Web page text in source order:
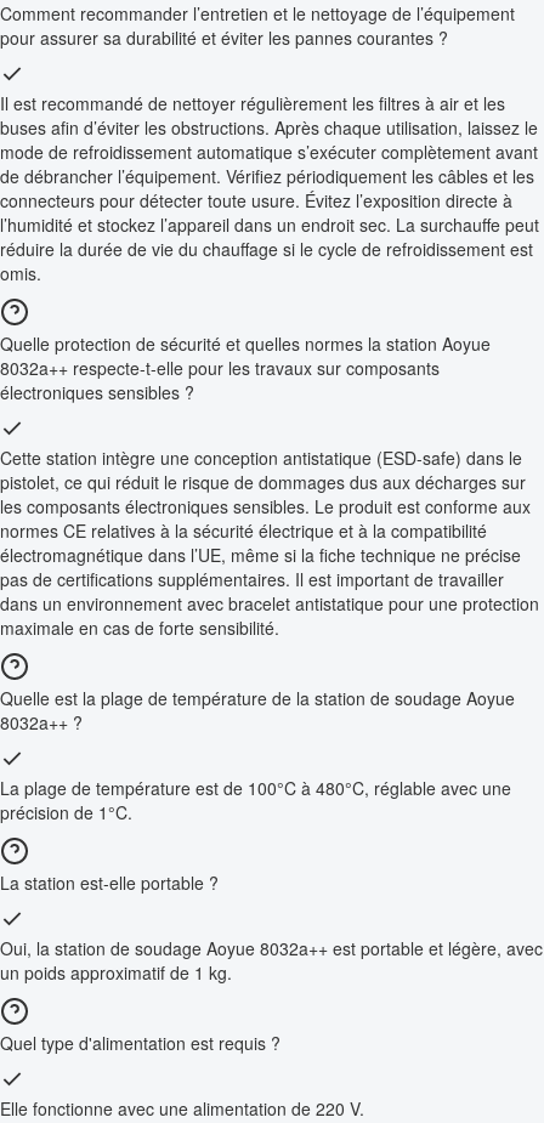
Comment recommander l’entretien et le nettoyage de l’équipement
pour assurer sa durabilité et éviter les pannes courantes ?
Il est recommandé de nettoyer régulièrement les filtres à air et les
buses afin d’éviter les obstructions. Après chaque utilisation, laissez le
mode de refroidissement automatique s’exécuter complètement avant
de débrancher l’équipement. Vérifiez périodiquement les câbles et les
connecteurs pour détecter toute usure. Évitez l’exposition directe à
l’humidité et stockez l’appareil dans un endroit sec. La surchauffe peut
réduire la durée de vie du chauffage si le cycle de refroidissement est
omis.
Quelle protection de sécurité et quelles normes la station Aoyue
8032a++ respecte-t-elle pour les travaux sur composants
électroniques sensibles ?
Cette station intègre une conception antistatique (ESD-safe) dans le
pistolet, ce qui réduit le risque de dommages dus aux décharges sur
les composants électroniques sensibles. Le produit est conforme aux
normes CE relatives à la sécurité électrique et à la compatibilité
électromagnétique dans l’UE, même si la fiche technique ne précise
pas de certifications supplémentaires. Il est important de travailler
dans un environnement avec bracelet antistatique pour une protection
maximale en cas de forte sensibilité.
Quelle est la plage de température de la station de soudage Aoyue
8032a++ ?
La plage de température est de 100°C à 480°C, réglable avec une
précision de 1°C.
La station est-elle portable ?
Oui, la station de soudage Aoyue 8032a++ est portable et légère, avec
un poids approximatif de 1 kg.
Quel type d'alimentation est requis ?
Elle fonctionne avec une alimentation de 220 V.